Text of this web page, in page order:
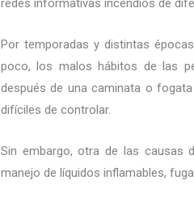
Por temporadas y distintas
poco, los malos hábitos de las
después de una caminata o
difíciles de controlar.
Sin embargo, otra de las causas
manejo de líquidos inflamables,